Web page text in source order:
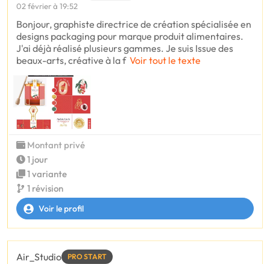
02 février à 19:52
Bonjour, graphiste directrice de création spécialisée en
designs packaging pour marque produit alimentaires.
J'ai déjà réalisé plusieurs gammes. Je suis Issue des
beaux-arts, créative à la f Voir tout le texte
Montant privé
1 jour
1 variante
1 révision
Voir le profil
Air_Studio PRO START